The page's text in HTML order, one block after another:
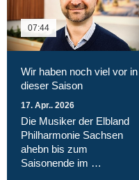
07:44
Wir haben noch viel vor in
dieser Saison
17. Apr.. 2026
Die Musiker der Elbland
Philharmonie Sachsen
ahebn bis zum
Saisonende im …